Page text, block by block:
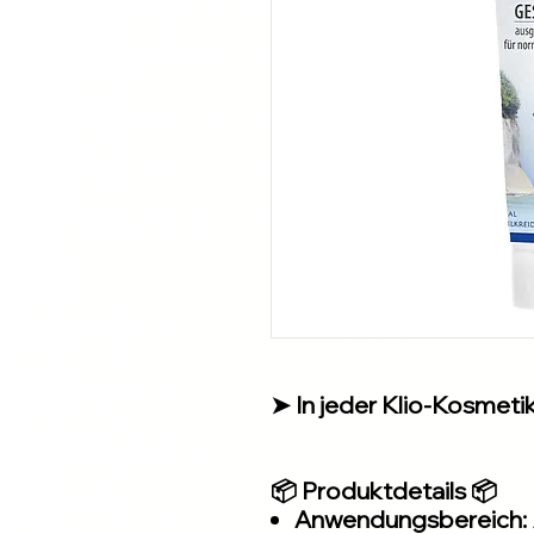
➤ In jeder Klio-
📦 Produktdetails 📦
Anwendungsbereich: